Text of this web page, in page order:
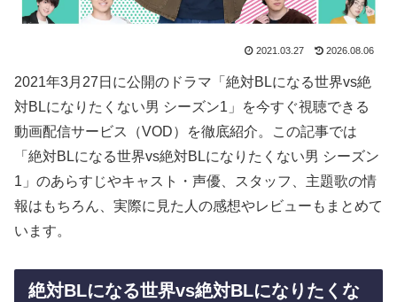
2021.03.27 2026.08.06
2021年3月27日に公開のドラマ「絶対BLになる世界vs絶
対BLになりたくない男 シーズン1」を今すぐ視聴できる
動画配信サービス（VOD）を徹底紹介。この記事では
「絶対BLになる世界vs絶対BLになりたくない男 シーズン
1」のあらすじやキャスト・声優、スタッフ、主題歌の情
報はもちろん、実際に見た人の感想やレビューもまとめて
います。
絶対BLになる世界vs絶対BLになりたくな